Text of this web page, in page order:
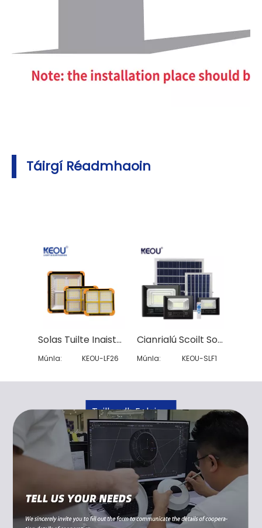
Táirgí Réadmhaoin
Tuilleadh Eolais
Solas Tuilte Inaistrithe
Múnla: KEOU-LF26
Cianrialú Scoilt Solas Tuilte Gréine
Múnla: KEOU-SLF1